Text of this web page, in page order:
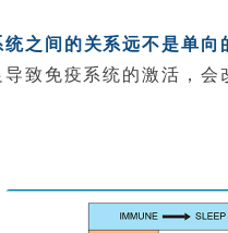
之间的关系远不是单向
致免疫系统的激活，